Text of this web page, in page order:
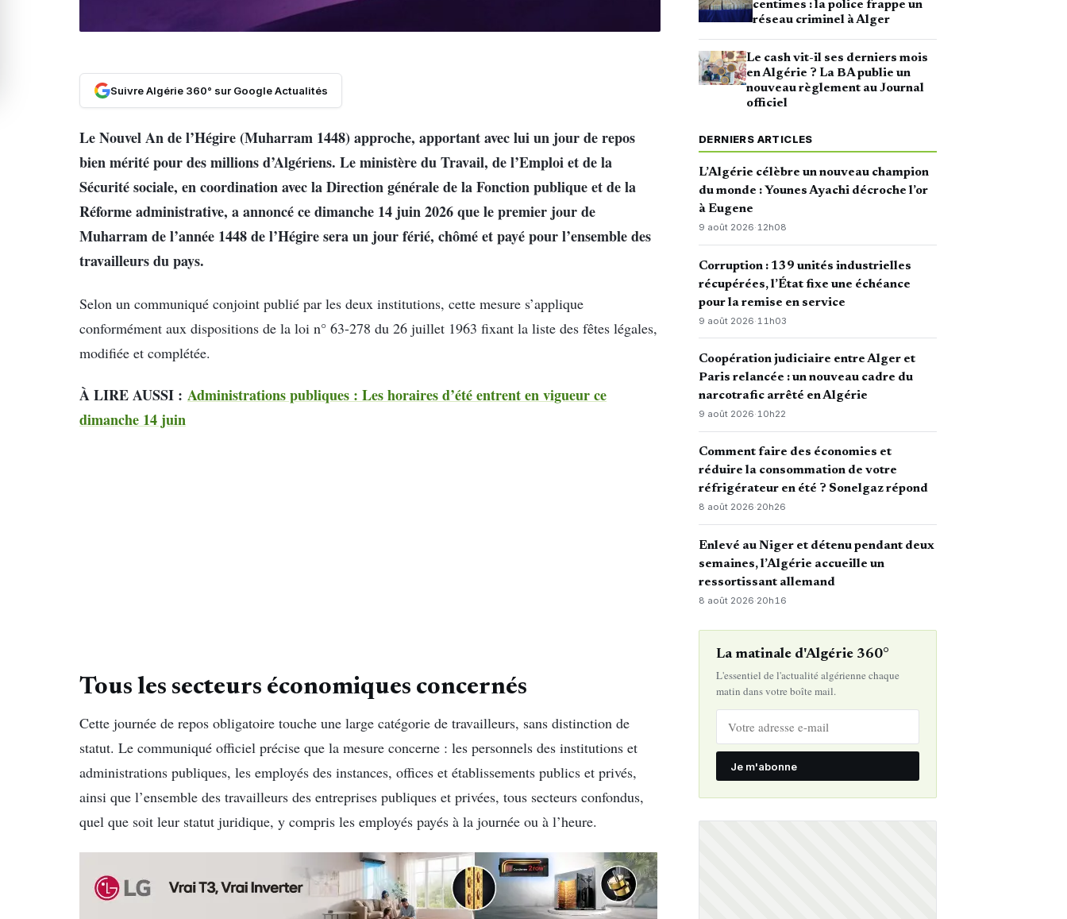
Suivre Algérie 360° sur Google Actualités
Le Nouvel An de l’Hégire (Muharram 1448) approche, apportant avec lui un jour de repos
bien mérité pour des millions d’Algériens. Le ministère du Travail, de l’Emploi et de la
Sécurité sociale, en coordination avec la Direction générale de la Fonction publique et de la
Réforme administrative, a annoncé ce dimanche 14 juin 2026 que le premier jour de
Muharram de l’année 1448 de l’Hégire sera un jour férié, chômé et payé pour l’ensemble des
travailleurs du pays.
Selon un communiqué conjoint publié par les deux institutions, cette mesure s’applique
conformément aux dispositions de la loi n° 63-278 du 26 juillet 1963 fixant la liste des fêtes légales,
modifiée et complétée.
À LIRE AUSSI : Administrations publiques : Les horaires d’été entrent en vigueur ce
dimanche 14 juin
Tous les secteurs économiques concernés
Cette journée de repos obligatoire touche une large catégorie de travailleurs, sans distinction de
statut. Le communiqué officiel précise que la mesure concerne : les personnels des institutions et
administrations publiques, les employés des instances, offices et établissements publics et privés,
ainsi que l’ensemble des travailleurs des entreprises publiques et privées, tous secteurs confondus,
quel que soit leur statut juridique, y compris les employés payés à la journée ou à l’heure.
centimes : la police frappe un
réseau criminel à Alger
Le cash vit-il ses derniers mois
en Algérie ? La BA publie un
nouveau règlement au Journal
officiel
DERNIERS ARTICLES
L’Algérie célèbre un nouveau champion
du monde : Younes Ayachi décroche l’or
à Eugene
9 août 2026·12h08
Corruption : 139 unités industrielles
récupérées, l’État fixe une échéance
pour la remise en service
9 août 2026· 11h03
Coopération judiciaire entre Alger et
Paris relancée : un nouveau cadre du
narcotrafic arrêté en Algérie
9 août 2026·10h22
Comment faire des économies et
réduire la consommation de votre
réfrigérateur en été ? Sonelgaz répond
8 août 2026·20h26
Enlevé au Niger et détenu pendant deux
semaines, l’Algérie accueille un
ressortissant allemand
8 août 2026·20h16
La matinale d'Algérie 360°
L'essentiel de l'actualité algérienne chaque
matin dans votre boîte mail.
Je m'abonne